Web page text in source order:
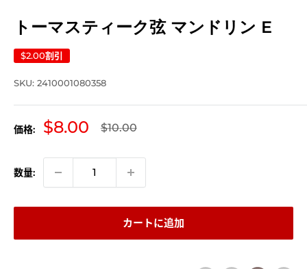
トーマスティーク弦 マンドリン E
$2.00割引
SKU: 2410001080358
価格:
販
価
格
$8.00
通
格
$10.00
数量:
カートに追加